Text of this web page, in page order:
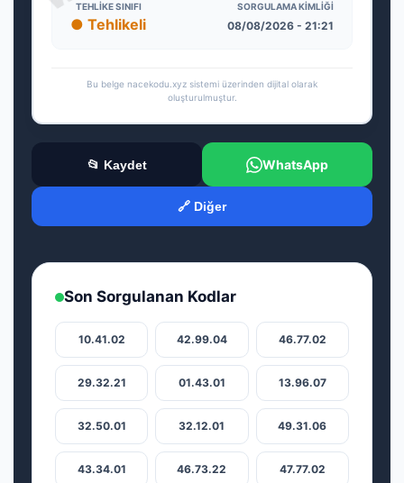
TEHLIKE SINIFI
● Tehlikeli
SORGULAMA KIMLIĞI
08/08/2026 - 21:21
Bu belge nacekodu.xyz sistemi üzerinden dijital olarak
oluşturulmuştur.
📂 Kaydet WhatsApp
🔗 Diğer
Son Sorgulanan Kodlar
10.41.02 42.99.04 46.77.02
29.32.21 01.43.01 13.96.07
32.50.01 32.12.01 49.31.06
43.34.01 46.73.22 47.77.02